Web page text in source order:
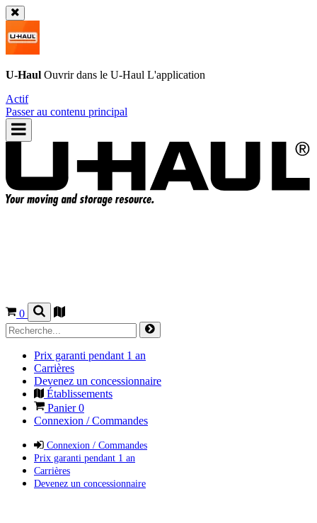
U-Haul Ouvrir dans le U-Haul L'application
Actif
Passer au contenu principal
0
Prix garanti pendant 1 an
Carrières
Devenez un concessionnaire
Établissements
Panier0
Connexion / Commandes
Connexion / Commandes
Prix garanti pendant 1 an
Carrières
Devenez un concessionnaire